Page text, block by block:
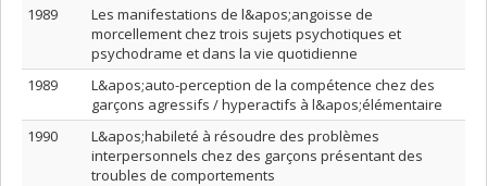
1989
Les manifestations de l&apos;angoisse de
morcellement chez trois sujets psychotiques et
psychodrame et dans la vie quotidienne
1989
L&apos;auto-perception de la compétence chez des
garçons agressifs / hyperactifs à l&apos;élémentaire
1990
L&apos;habileté à résoudre des problèmes
interpersonnels chez des garçons présentant des
troubles de comportements